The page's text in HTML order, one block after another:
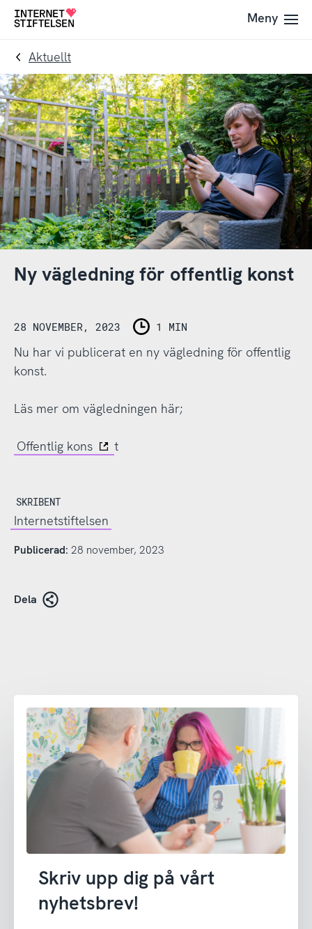
Till
navigering
Till
innehåll
Till
Meny
Aktuellt
Ny vägledning för offentlig konst
28 NOVEMBER, 2023 1 MIN
Nu har vi publicerat en ny vägledning för offentlig
konst.
Läs mer om vägledningen här;
Offentlig kons t
SKRIBENT
Internetstiftelsen
Publicerad: 28 november, 2023
Dela
Skriv upp dig på vårt
nyhetsbrev!